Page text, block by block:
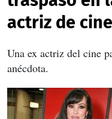
actriz de
Una ex actriz del cine
anécdota.